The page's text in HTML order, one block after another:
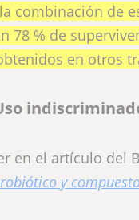
combinación de
78 % de
en otros
en el artículo del
y